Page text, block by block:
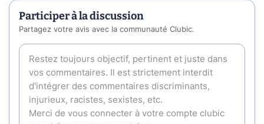
Participer à la discussion
Partagez votre avis avec la communauté Clubic.